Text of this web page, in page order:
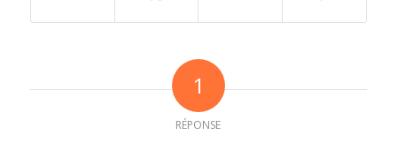
1
RÉPONSE